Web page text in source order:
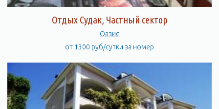
Отдых Судак, Частный сектор
Оазис
от 1300 руб/сутки за номер